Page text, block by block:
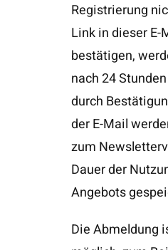
Registrierung
Link in dieser E-
bestätigen,
nach 24
durch
der E-Mail
zum
Dauer der
Angebots
Die Abmeldung